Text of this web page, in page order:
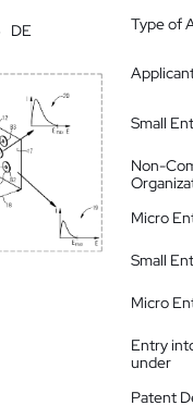
DE Type of
Small
Non-
Micro
Small
Micro
Entry
under
Patent